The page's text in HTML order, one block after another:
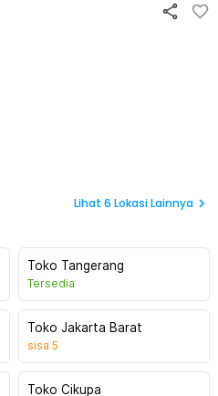
Lihat 6 Lokasi Lainnya
Toko Tangerang
Tersedia
Toko Jakarta Barat
sisa 5
Toko Cikupa